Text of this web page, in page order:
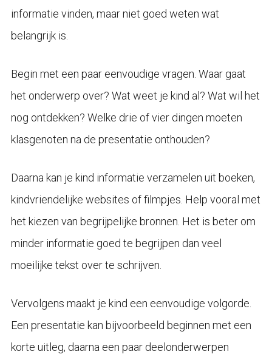
informatie vinden, maar niet goed weten wat
belangrijk is.
Begin met een paar eenvoudige vragen. Waar gaat
het onderwerp over? Wat weet je kind al? Wat wil het
nog ontdekken? Welke drie of vier dingen moeten
klasgenoten na de presentatie onthouden?
Daarna kan je kind informatie verzamelen uit boeken,
kindvriendelijke websites of filmpjes. Help vooral met
het kiezen van begrijpelijke bronnen. Het is beter om
minder informatie goed te begrijpen dan veel
moeilijke tekst over te schrijven.
Vervolgens maakt je kind een eenvoudige volgorde.
Een presentatie kan bijvoorbeeld beginnen met een
korte uitleg, daarna een paar deelonderwerpen